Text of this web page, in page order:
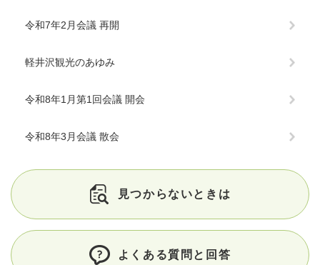
令和7年2月会議 再開
軽井沢観光のあゆみ
令和8年1月第1回会議 開会
令和8年3月会議 散会
見つからないときは
よくある質問と回答